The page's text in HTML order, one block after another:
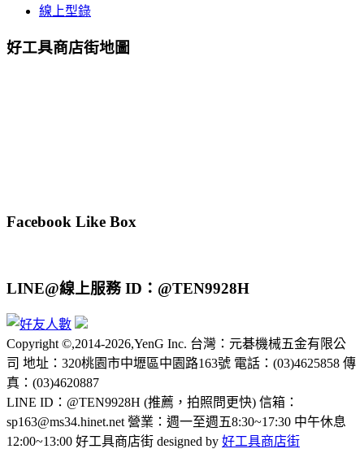
線上型錄
好工具商店街地圖
Facebook Like Box
LINE@線上服務 ID：@TEN9928H
Copyright ©,2014-2026,YenG Inc. 台灣：元碁機械五金有限公
司 地址：320桃園市中壢區中園路163號 電話：(03)4625858 傳
真：(03)4620887
LINE ID：@TEN9928H (推薦，拍照問更快) 信箱：
sp163@ms34.hinet.net 營業：週一至週五8:30~17:30 中午休息
12:00~13:00 好工具商店街 designed by 好工具商店街